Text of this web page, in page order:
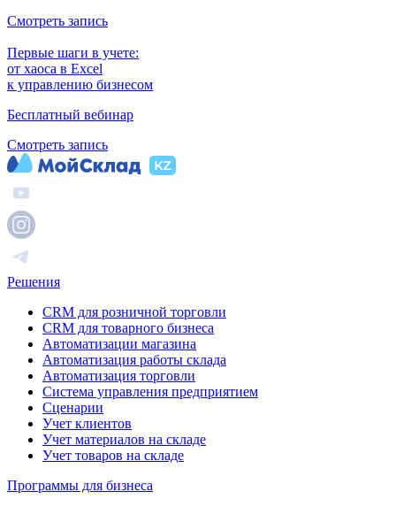
Смотреть запись
Первые шаги в учете:
от хаоса в Excel
к управлению бизнесом
Бесплатный вебинар
Смотреть запись
Решения
CRM для розничной торговли
CRM для товарного бизнеса
Автоматизации магазина
Автоматизация работы склада
Автоматизация торговли
Система управления предприятием
Сценарии
Учет клиентов
Учет материалов на складе
Учет товаров на складе
Программы для бизнеса